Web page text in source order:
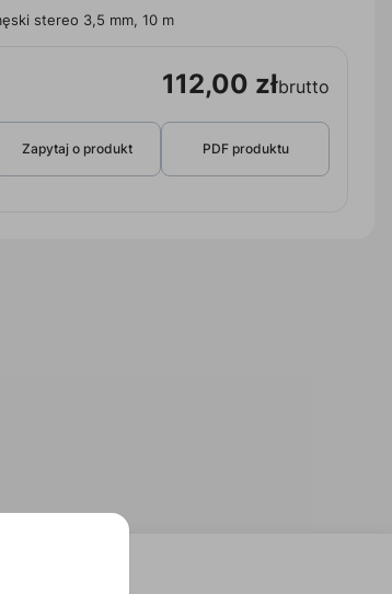
stereo 3,5 mm, 10 m
112,00 złbrutto
Zapytaj o produkt PDF produktu